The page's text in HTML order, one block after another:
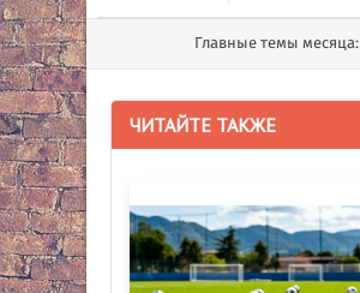
Главные темы месяца:
ЧИТАЙТЕ ТАКЖЕ